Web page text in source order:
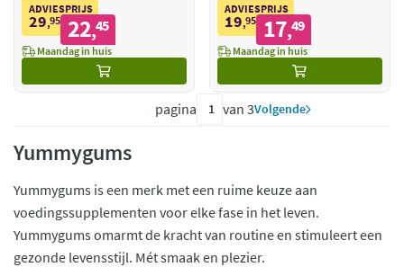
ADVIESPRIJS
29,95 22,45
Maandag in huis
ADVIESPRIJS
19,95 17,49
Maandag in huis
pagina van 3Volgende
Yummygums
Yummygums is een merk met een ruime keuze aan
voedingssupplementen voor elke fase in het leven.
Yummygums omarmt de kracht van routine en stimuleert een
gezonde levensstijl. Mét smaak en plezier.